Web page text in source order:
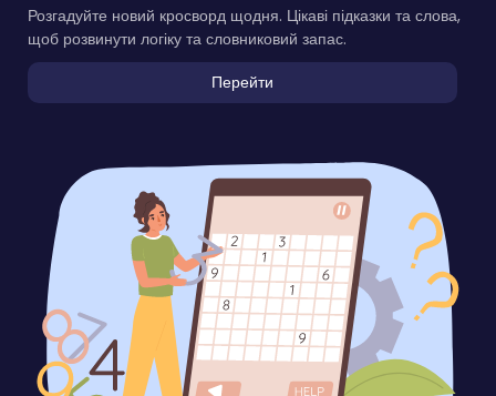
Розгадуйте новий кросворд щодня. Цікаві підказки та слова,
щоб розвинути логіку та словниковий запас.
Перейти